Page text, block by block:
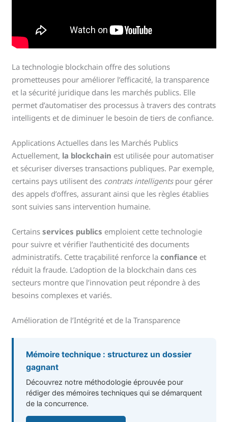
La technologie blockchain offre des solutions
prometteuses pour améliorer l’efficacité, la transparence
et la sécurité juridique dans les marchés publics. Elle
permet d’automatiser des processus à travers des contrats
intelligents et de diminuer le besoin de tiers de confiance.
Applications Actuelles dans les Marchés Publics
Actuellement, la blockchain est utilisée pour automatiser
et sécuriser diverses transactions publiques. Par exemple,
certains pays utilisent des contrats intelligentspour gérer
des appels d’offres, assurant ainsi que les règles établies
sont suivies sans intervention humaine.
Certainsservices publics emploient cette technologie
pour suivre et vérifier l’authenticité des documents
administratifs. Cette traçabilité renforce laconfiance et
réduit la fraude. L’adoption de la blockchain dans ces
secteurs montre que l’innovation peut répondre à des
besoins complexes et variés.
Amélioration de l’Intégrité et de la Transparence
Mémoire technique : structurez un dossier
gagnant
Découvrez notre méthodologie éprouvée pour
rédiger des mémoires techniques qui se démarquent
de la concurrence.